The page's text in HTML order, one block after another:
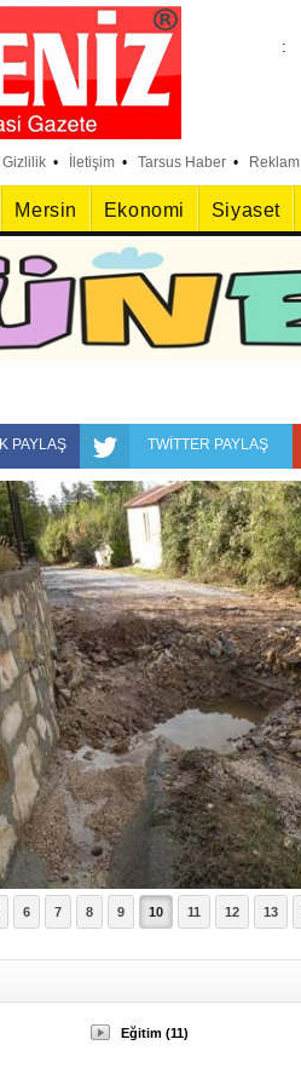
:
:
Gizlilik • İletişim • Tarsus Haber • Reklam
Mersin Ekonomi Siyaset
6 7 8 9 10 11 12 13
Eğitim (11)